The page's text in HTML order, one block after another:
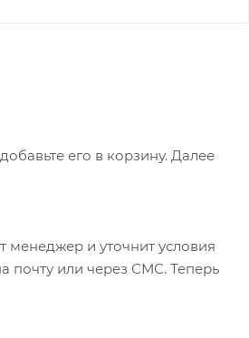
его в корзину. Далее
и уточнит условия
почту или через СМС. Теперь